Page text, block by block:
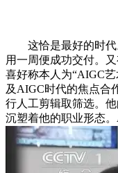
这恰是最好的时代。
用一周便成功交付。
喜好称本人为“AIGC
及AIGC时代的焦点合
行人工剪辑取筛选。
沉塑着他的职业形态